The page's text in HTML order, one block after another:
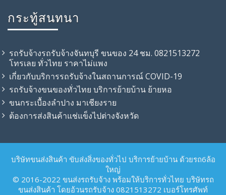
กระทู้สนทนา
รถรับจ้างรถรับจ้างจันทบุรี ขนของ 24 ชม. 0821513272
โทรเลย ทั่วไทย ราคาไม่แพง
เกี่ยวกับบริการรถรับจ้างในสถานการณ์ COVID-19
รถรับจ้าง​ขนของทั่วไทย บริการย้ายบ้าน ย้ายหอ
ขนกระเบื้องลำปาง มาเชียงราย
ต้องการส่งสินค้าแช่แข็งไปต่างจังหวัด
บริษัทขนส่งสินค้า ขับส่งสิ่งของทั่วไป บริการย้ายบ้าน ด้วยรถ6ล้อ
ใหญ่
© 2016-2022 ขนส่งรถรับจ้าง พร้อมให้บริการทั่วไทย บริษัทรถ
ขนส่งสินค้า โดยอ้วนรถรับจ้าง 0821513272 เบอร์โทรศัพท์